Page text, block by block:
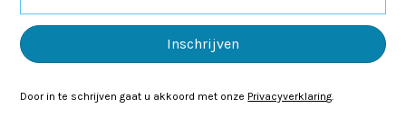
Door in te schrijven gaat u akkoord met onze Privacyverklaring.